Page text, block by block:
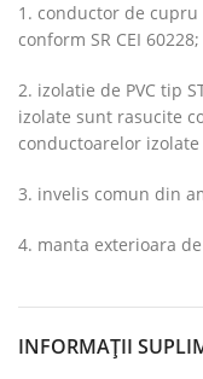
1. conductor de
conform SR CEI 60228;
2. izolatie de PVC tip
izolate sunt rasucite
conductoarelor
3. invelis comun din
4. manta exterioara de
INFORMAȚII